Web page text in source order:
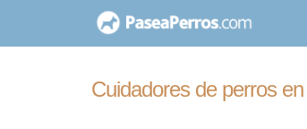
contenido
Cuidadores de perros en